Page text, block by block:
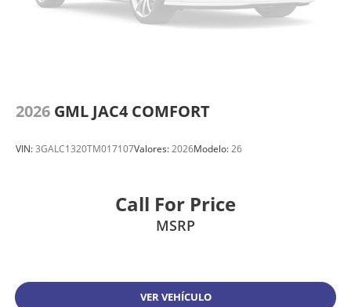
2026 GML JAC4 COMFORT
VIN:3GALC1320TM017107Valores:2026Modelo:26
Call For Price
MSRP
VER VEHÍCULO